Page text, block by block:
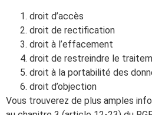
droit d’accès
droit de rectification
droit à l’effacement
droit de restreindre le
droit à la portabilité des
droit d’objection
Vous trouverez de plus amples